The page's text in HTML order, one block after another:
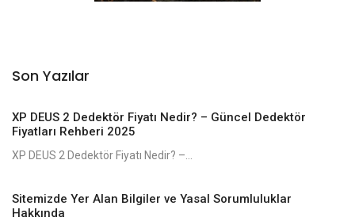
Son Yazılar
XP DEUS 2 Dedektör Fiyatı Nedir? – Güncel Dedektör
Fiyatları Rehberi 2025
XP DEUS 2 Dedektör Fiyatı Nedir? –...
Sitemizde Yer Alan Bilgiler ve Yasal Sorumluluklar
Hakkında